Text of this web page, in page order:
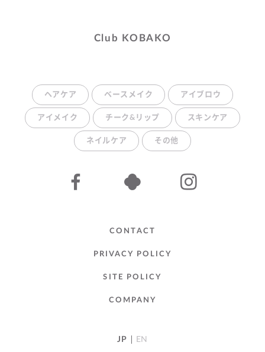
Club KOBAKO
ヘアケア ベースメイク アイブロウ
アイメイク チーク&リップ スキンケア
ネイルケア その他
CONTACT
PRIVACY POLICY
SITE POLICY
COMPANY
JP EN